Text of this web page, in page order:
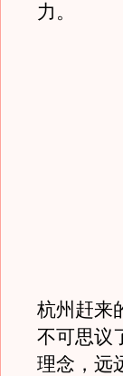
力。
杭州赶来
不可思议
理念，远